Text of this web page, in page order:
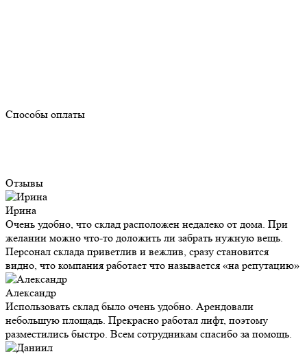
Способы оплаты
Отзывы
Ирина
Очень удобно, что склад расположен недалеко от дома. При
желании можно что-то доложить ли забрать нужную вещь.
Персонал склада приветлив и вежлив, сразу становится
видно, что компания работает что называется «‎на репутацию»
Александр
Использовать склад было очень удобно. Арендовали
небольшую площадь. Прекрасно работал лифт, поэтому
разместились быстро. Всем сотрудникам спасибо за помощь.